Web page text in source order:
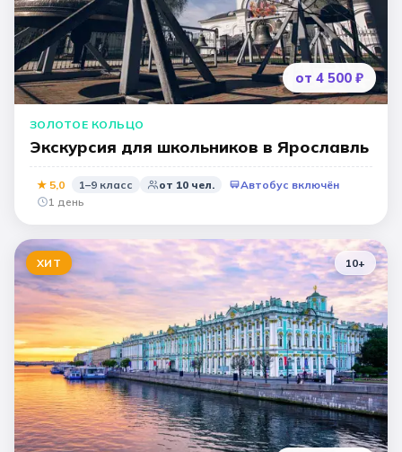
от 4 500 ₽
ЗОЛОТОЕ КОЛЬЦО
Экскурсия для школьников в Ярославль
★ 5,0 1–9 класс от 10 чел.
Автобус включён
1 день
ХИТ 10+